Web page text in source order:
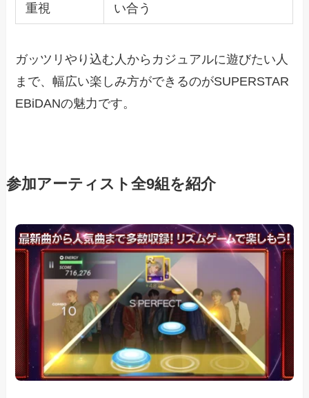
重視
い合う
ガッツリやり込む人からカジュアルに遊びたい人
まで、幅広い楽しみ方ができるのがSUPERSTAR
EBiDANの魅力です。
参加アーティスト全9組を紹介